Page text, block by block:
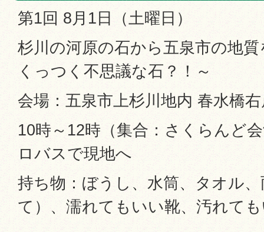
第1回 8月1日（土曜日）
杉川の河原の石から五泉市の地
くっつく不思議な石？！～
会場：五泉市上杉川地内 春水橋
10時～12時（集合：さくらんど
ロバスで現地へ
持ち物：ぼうし、水筒、タオル
て）、濡れてもいい靴、汚れて